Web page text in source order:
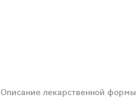
Описание лекарственной формы